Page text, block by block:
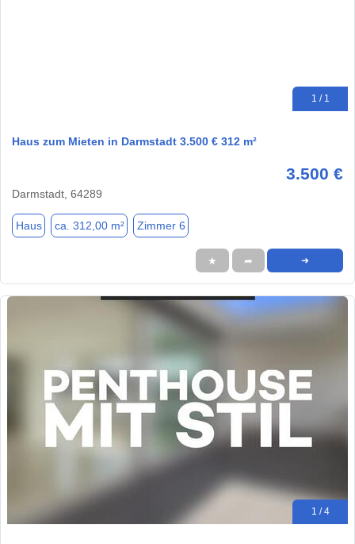
1 / 1
Haus zum Mieten in Darmstadt 3.500 € 312 m²
3.500 €
Darmstadt, 64289
Haus ca. 312,00 m² Zimmer 6
★ ➦ ➜
1 / 4